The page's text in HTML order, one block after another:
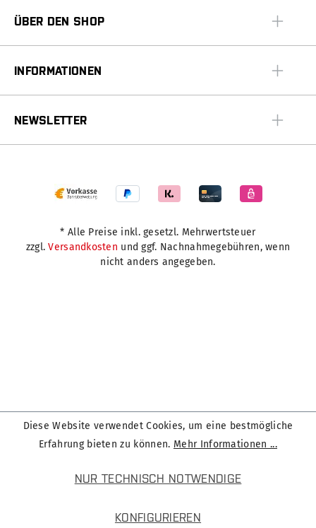
ÜBER DEN SHOP
INFORMATIONEN
NEWSLETTER
* Alle Preise inkl. gesetzl. Mehrwertsteuer
zzgl.Versandkosten und ggf. Nachnahmegebühren, wenn
nicht anders angegeben.
Diese Website verwendet Cookies, um eine bestmögliche
Erfahrung bieten zu können. Mehr Informationen ...
NUR TECHNISCH NOTWENDIGE
KONFIGURIEREN